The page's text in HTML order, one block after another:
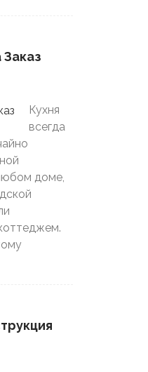
Кухня
всегда
доме,